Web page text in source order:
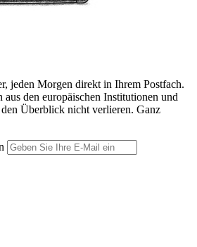
jeden Morgen direkt in Ihrem Postfach.
den europäischen Institutionen und
Überblick nicht verlieren. Ganz